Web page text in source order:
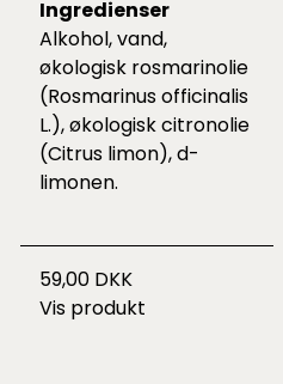
Ingredienser
Alkohol, vand,
økologisk rosmarinolie
(Rosmarinus officinalis
L.), økologisk citronolie
(Citrus limon), d-
limonen.
59,00 DKK
Vis produkt